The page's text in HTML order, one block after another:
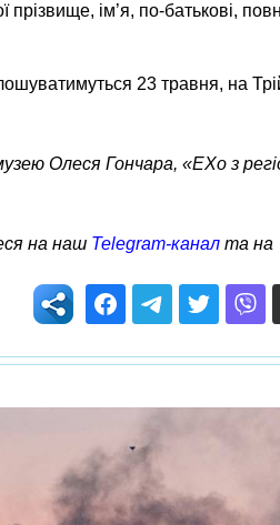
прізвище, ім’я, по-батькові,
23 травня, на
Олеся Гончара, «ЕХо з
на наш Telegram-канал та на